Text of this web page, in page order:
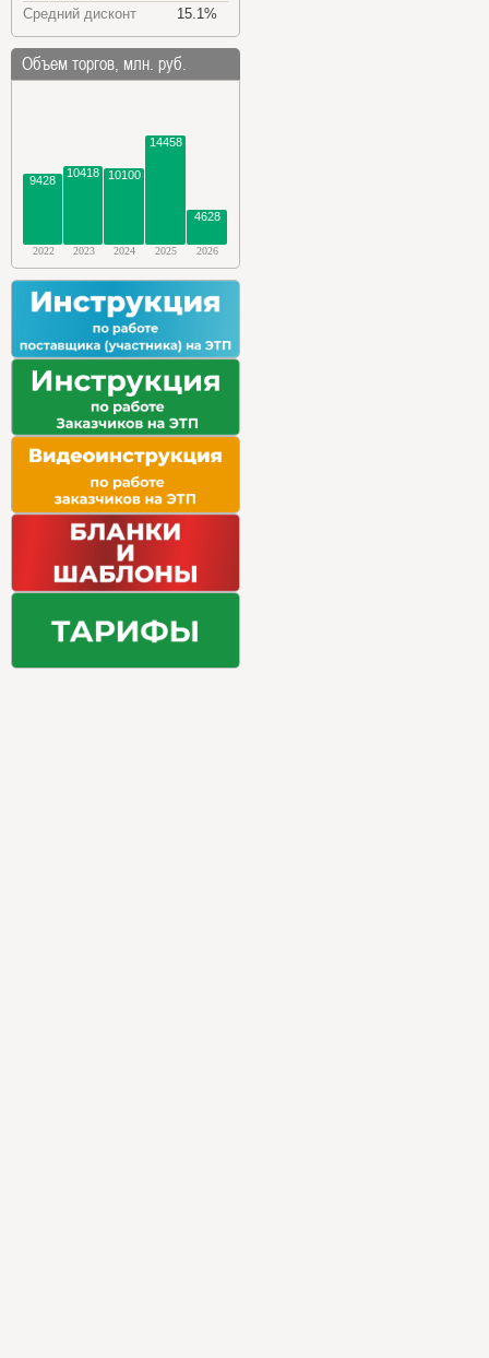
Средний дисконт
15.1%
Объем торгов, млн. руб.
9428
10418 10100
14458
4628
2022 2023 2024 2025 2026